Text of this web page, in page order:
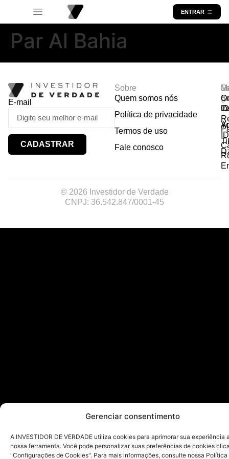
Gerenciar consentimento
A INVESTIDOR DE VERDADE utiliza cookies para aprimorar sua experiência
nossa ferramenta. Você pode personalizar suas preferências de cookies
"Configurações de Cookies". Para mais informações, consulte nossa Política
ENTRAR
Par Al Bahia
E-mail
CADASTRAR
Sobre
Quem somos nós
Política de privacidade
Termos de uso
Fale conosco
© 2026 Investidor de Verdade
CNPJ: 36.542.847/0001-45